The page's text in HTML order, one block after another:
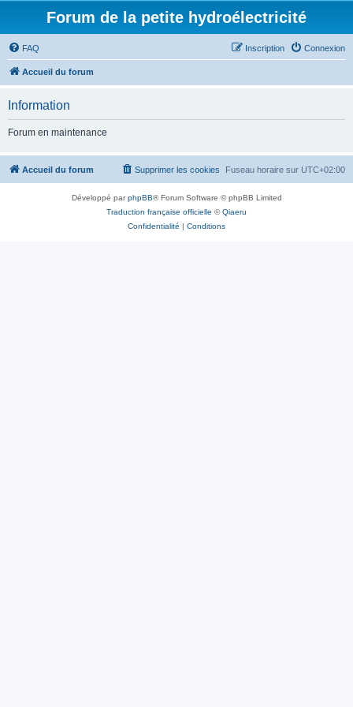
Forum de la petite hydroélectricité
FAQ Connexion
Inscription
Accueil du forum
Information
Forum en maintenance
Accueil du forum Fuseau horaire sur UTC+02:00
Supprimer les cookies
Développé parphpBB® Forum Software © phpBB Limited
Traduction française officielle ©Qiaeru
Confidentialité | Conditions